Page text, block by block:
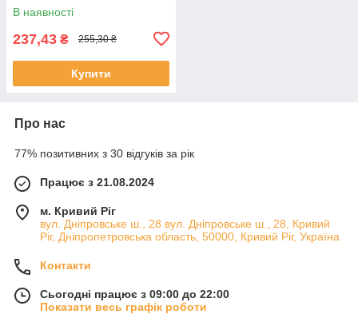
В наявності
237,43 ₴ 255,30 ₴
Купити
Про нас
77% позитивних з 30 відгуків за рік
Працює з 21.08.2024
м. Кривий Ріг
вул. Дніпровське ш., 28 вул. Дніпровське ш., 28, Кривий
Ріг, Дніпропетровська область, 50000, Кривий Ріг, Україна
Контакти
Сьогодні працює з 09:00 до 22:00
Показати весь графік роботи